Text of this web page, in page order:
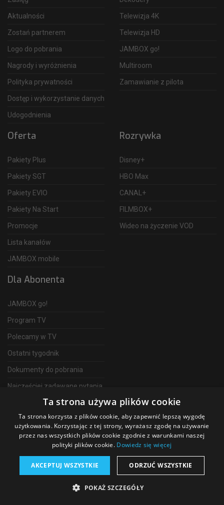
Aktualności
Zostań partnerem
Logo do pobrania
Nagrody i wyróżnienia
Polityka prywatności
Dostęp i wykorzystanie danych
Udogodnienia
Telewizja 4K
Telewizja HD
JAMBOX go!
Multiroom
Zamawianie z pilota
Oferta
Pakiety Plus
Pakiety SGT
Pakiety EVIO
Pakiety Na Start
Promocje
Lista kanałów
JAMBOX mobile
Rozrywka
Disney+
HBO Max
CANAL+
FILMBOX+
Wideo na życzenie VOD
Dla Abonenta
JAMBOX go!
Program TV
Polecamy w TV
Ostatni tygodnik
Dokumenty do pobrania
Najczęściej zadawane pytania
Telewizja Światłowodowa
2026 SGT Operator telewizji JAMBOX
Ta strona używa plików cookie
Ta strona korzysta z plików cookie, aby zapewnić lepszą wygodę
użytkowania. Korzystając z tej strony, wyrażasz zgodę na używanie
przez nas wszystkich plików cookie zgodnie z warunkami naszej
polityki plików cookie. Dowiedz się więcej
AKCEPTUJ WSZYSTKIE ODRZUĆ WSZYSTKIE
POKAŻ SZCZEGÓŁY